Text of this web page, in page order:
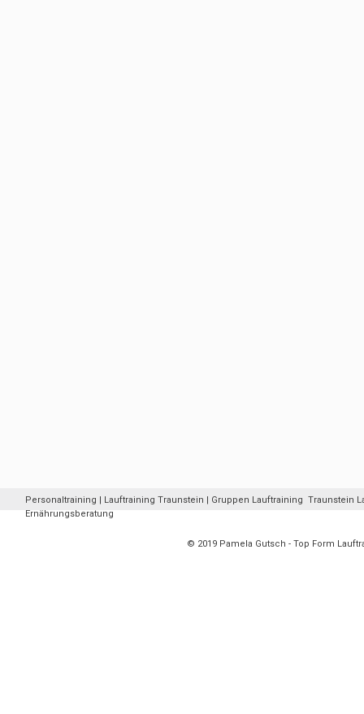
Personaltraining | Lauftraining Traunstein | Gruppen Lauftraining
Ernährungsberatung
© 2019 Pamela Gutsch - Top Form